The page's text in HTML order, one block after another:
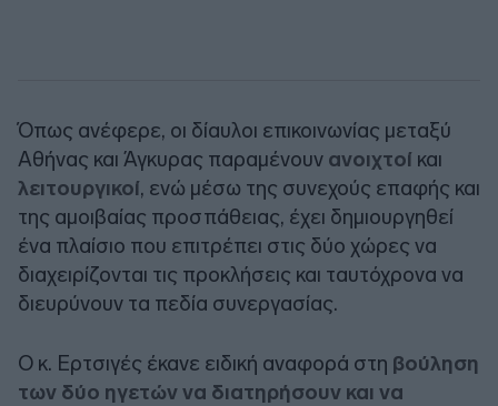
Όπως ανέφερε, οι δίαυλοι επικοινωνίας μεταξύ
Αθήνας και Άγκυρας παραμένουν ανοιχτοί και
λειτουργικοί, ενώ μέσω της συνεχούς επαφής και
της αμοιβαίας προσπάθειας, έχει δημιουργηθεί
ένα πλαίσιο που επιτρέπει στις δύο χώρες να
διαχειρίζονται τις προκλήσεις και ταυτόχρονα να
διευρύνουν τα πεδία συνεργασίας.
Ο κ. Ερτσιγές έκανε ειδική αναφορά στη βούληση
των δύο ηγετών να διατηρήσουν και να